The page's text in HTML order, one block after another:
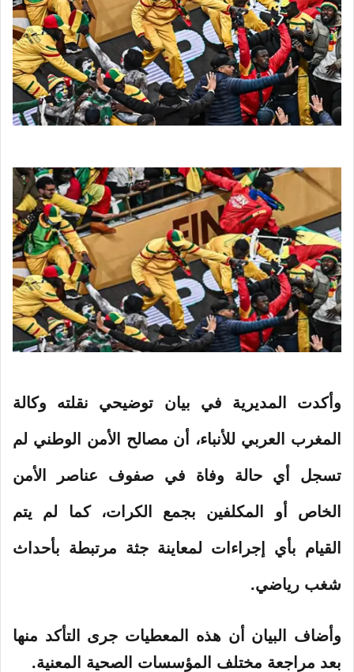
وأكدت المديرية في بيان توضيحي نقلته وكالة
المغرب العربي للأنباء، أن مصالح الأمن الوطني لم
تسجل أي حالة وفاة في صفوف عناصر الأمن
الخاص أو المكلفين بجمع الكرات، كما لم يتم
القيام بأي إجراءات لمعاينة جثة مرتبطة بأحداث
شغب رياضي.
وأضاف البيان أن هذه المعطيات جرى التأكد منها
بعد مراجعة مختلف المؤسسات الصحية المعنية.